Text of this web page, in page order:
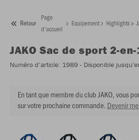
Retour
Page
d'accueil
Equipement Highlights
JAKO Sac de sport 2-en-
Numéro d’article: 1989 - Disponible
En tant que membre du club JAKO, vous
sur votre prochaine commande. Devenir